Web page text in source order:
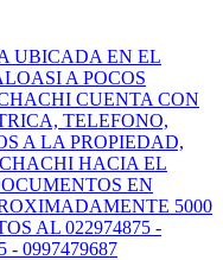
UBICADA EN EL
A POCOS
CUENTA CON
TELEFONO,
A LA PROPIEDAD,
HACIA EL
EN
5000
AL 022974875 -
- 0997479687